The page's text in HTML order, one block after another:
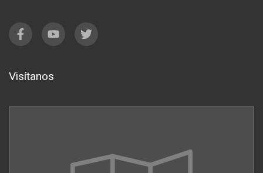
Visítanos